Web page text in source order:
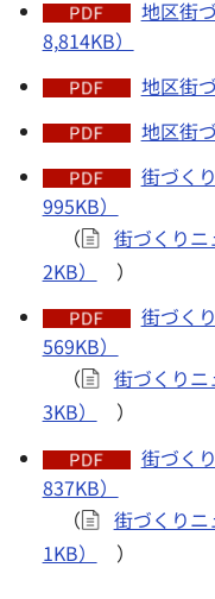
地区街
8,814KB）
地区街
地区街
街づく
995KB）
（
街づくりニ
2KB）
）
街づく
569KB）
（
街づくりニ
3KB）
）
街づく
837KB）
（
街づくりニ
1KB）
）